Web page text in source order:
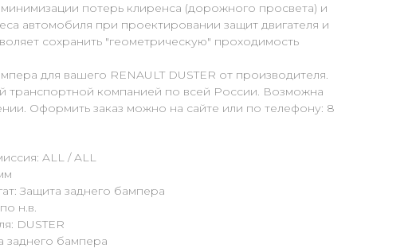
потерь клиренса (дорожного просвета) и
автомобиля при проектировании защит двигателя и
сохранить "геометрическую" проходимость
для вашего RENAULT DUSTER от производителя.
транспортной компанией по всей России. Возможна
Оформить заказ можно на сайте или по телефону: 8
ALL / ALL
Защита заднего бампера
н.в.
DUSTER
заднего бампера